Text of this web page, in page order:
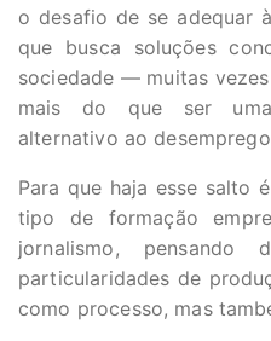
o desafio de se adequar
que busca soluções
sociedade — muitas
mais do que ser
alternativo ao
Para que haja esse salto
tipo de formação
jornalismo,
particularidades de
como processo, mas